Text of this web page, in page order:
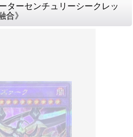
ターセンチュリーシークレッ
合》